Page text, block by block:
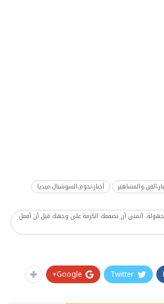
أخبار،نجوم،السوشيال،ميديا
أتمنى أن تصفعك الكرمة على وجهك قبل أن أفعل
Twitter
Google+